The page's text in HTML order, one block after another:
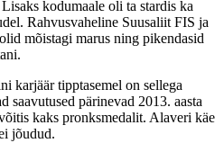
kodumaale oli ta stardis ka
Rahvusvaheline Suusaliit FIS ja
mõistagi marus ning pikendasid
karjäär tipptasemel on sellega
saavutused pärinevad 2013. aasta
kaks pronksmedalit. Alaveri käe
jõudud.